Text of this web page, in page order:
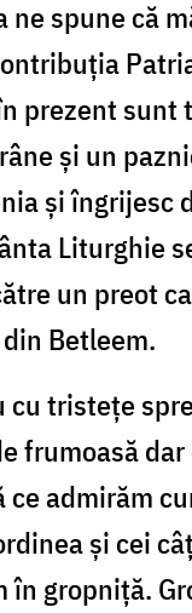
ne spune că
prezent sunt
și un
și îngrijesc
Liturghie
un preot
Betleem.
cu tristețe
frumoasă
ce admirăm
și cei
în gropniță.